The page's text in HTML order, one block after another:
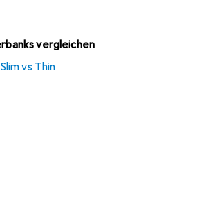
vergleichen
vs Thin